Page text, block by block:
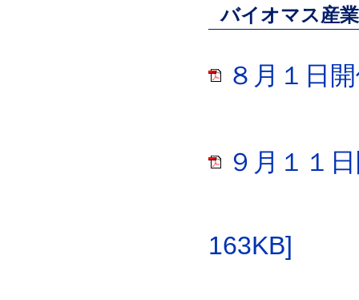
バイオマス産
８月１日
９月１１
163KB]